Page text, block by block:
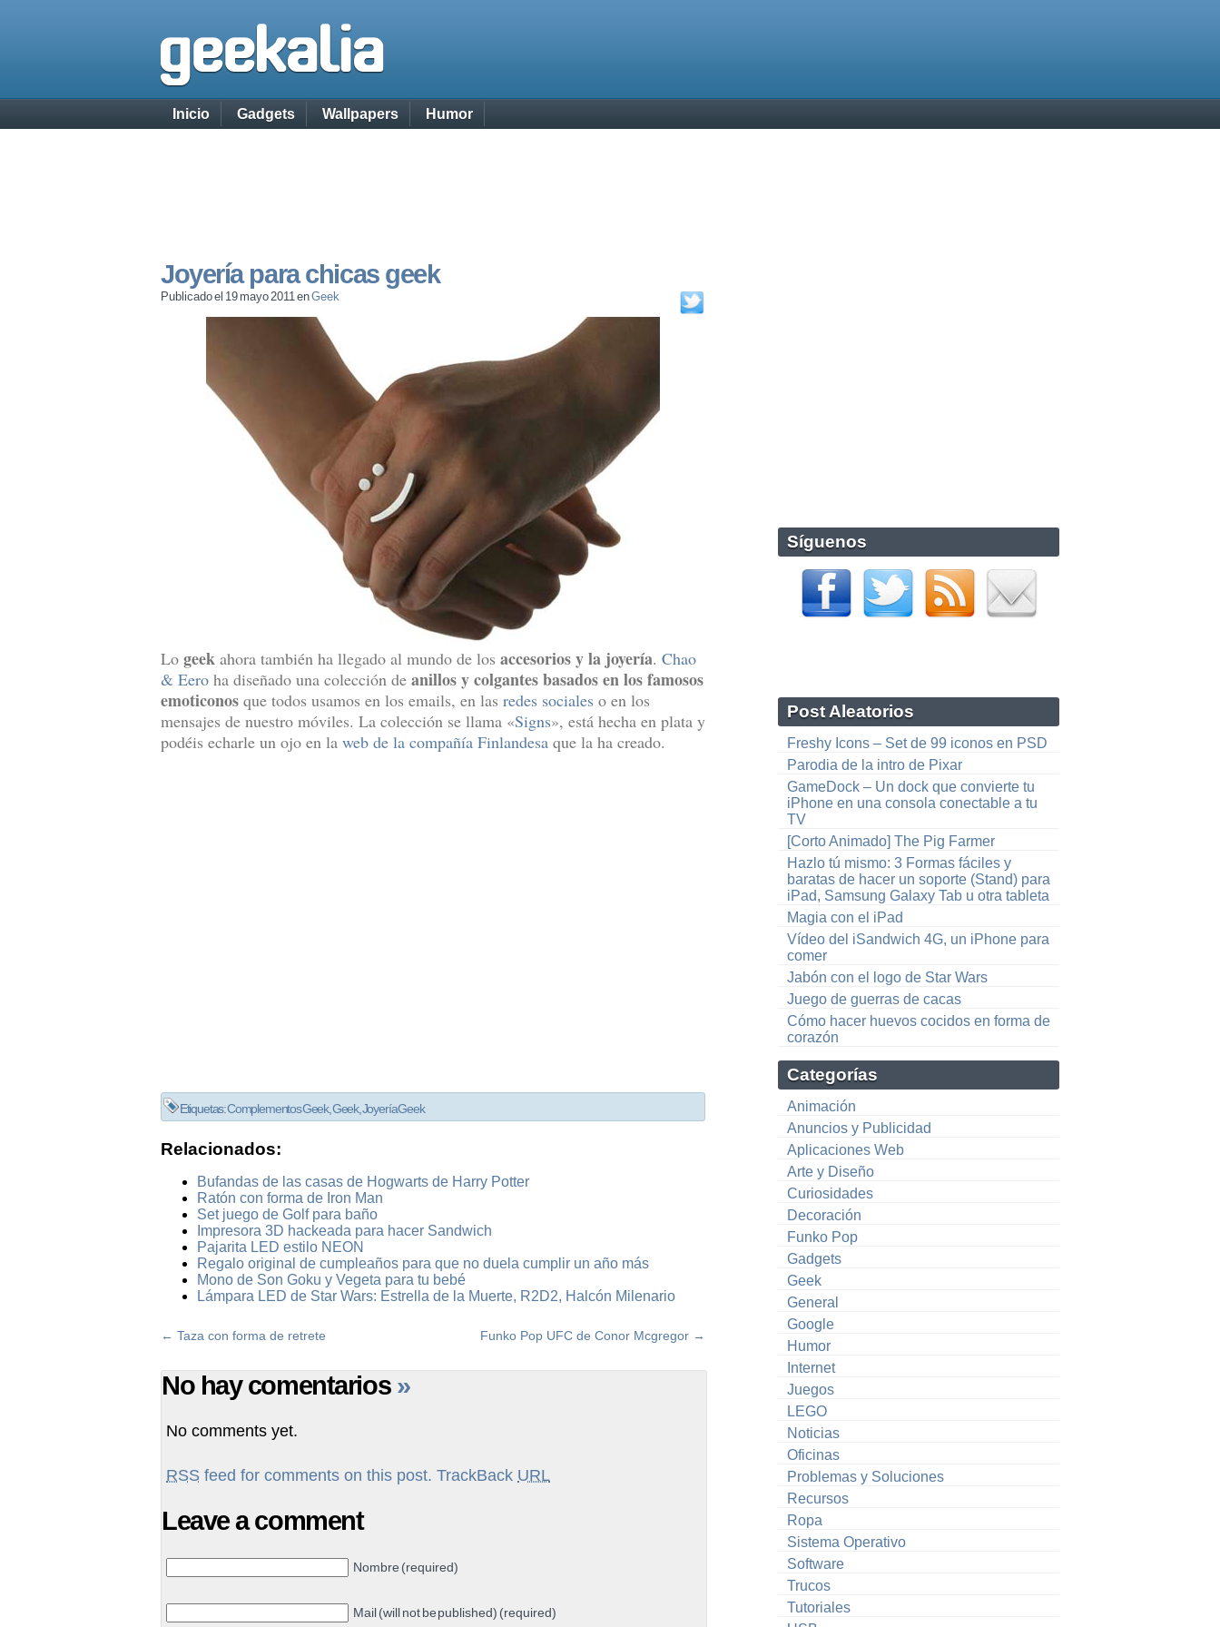
Inicio Gadgets Wallpapers Humor
Joyería para chicas geek
Publicado el 19 mayo 2011 enGeek
Lo geek ahora también ha llegado al mundo de los accesorios y la joyería. Chao
& Eero ha diseñado una colección de anillos y colgantes basados en los famosos
emoticonos que todos usamos en los emails, en las redes sociales o en los
mensajes de nuestro móviles. La colección se llama «Signs», está hecha en plata y
podéis echarle un ojo en la web de la compañía Finlandesa que la ha creado.
Etiquetas:Complementos Geek,Geek,Joyería Geek
Relacionados:
Bufandas de las casas de Hogwarts de Harry Potter
Ratón con forma de Iron Man
Set juego de Golf para baño
Impresora 3D hackeada para hacer Sandwich
Pajarita LED estilo NEON
Regalo original de cumpleaños para que no duela cumplir un año más
Mono de Son Goku y Vegeta para tu bebé
Lámpara LED de Star Wars: Estrella de la Muerte, R2D2, Halcón Milenario
Funko Pop UFC de Conor Mcgregor →
← Taza con forma de retrete
No hay comentarios »
No comments yet.
RSS feed for comments on this post. TrackBack URL
Leave a comment
Nombre (required)
Mail (will not be published) (required)
Síguenos
Post Aleatorios
Freshy Icons – Set de 99 iconos en PSD
Parodia de la intro de Pixar
GameDock – Un dock que convierte tu
iPhone en una consola conectable a tu
TV
[Corto Animado] The Pig Farmer
Hazlo tú mismo: 3 Formas fáciles y
baratas de hacer un soporte (Stand) para
iPad, Samsung Galaxy Tab u otra tableta
Magia con el iPad
Vídeo del iSandwich 4G, un iPhone para
comer
Jabón con el logo de Star Wars
Juego de guerras de cacas
Cómo hacer huevos cocidos en forma de
corazón
Categorías
Animación
Anuncios y Publicidad
Aplicaciones Web
Arte y Diseño
Curiosidades
Decoración
Funko Pop
Gadgets
Geek
General
Google
Humor
Internet
Juegos
LEGO
Noticias
Oficinas
Problemas y Soluciones
Recursos
Ropa
Sistema Operativo
Software
Trucos
Tutoriales